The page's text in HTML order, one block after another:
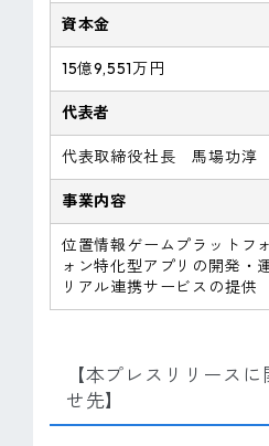
資本金
15億9,551万円
代表者
代表取締役社長 馬場功淳
事業内容
位置情報ゲームプラットフ
ォン特化型アプリの開発・
リアル連携サービスの提供
【本プレスリリース
せ先】